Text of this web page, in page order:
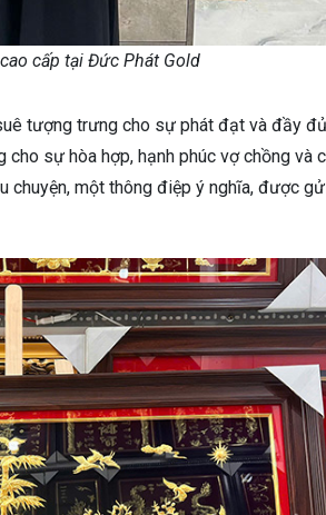
cấp tại Đức Phát Gold
tượng trưng cho sự phát đạt và đầy
cho sự hòa hợp, hạnh phúc vợ chồng và
chuyện, một thông điệp ý nghĩa, được